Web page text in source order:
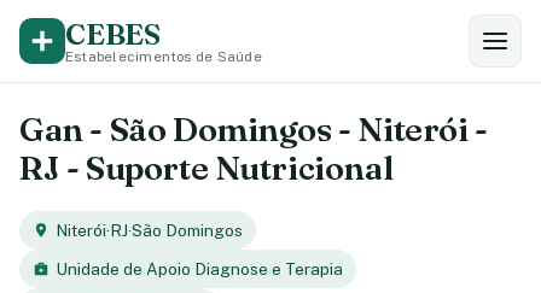
CEBES
Estabelecimentos de Saúde
Gan - São Domingos - Niterói -
RJ - Suporte Nutricional
Niterói·RJ·São Domingos
Unidade de Apoio Diagnose e Terapia